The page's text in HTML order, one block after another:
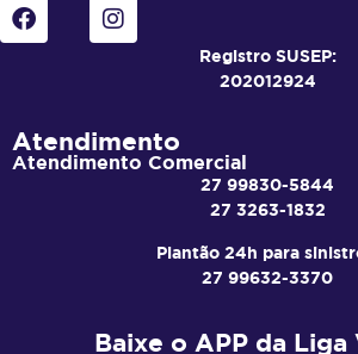
Registro SUSEP:
202012924
Atendimento
Atendimento Comercial
27 99830-5844
27 3263-1832
Plantão 24h para
27 99632-3370
Baixe o APP da